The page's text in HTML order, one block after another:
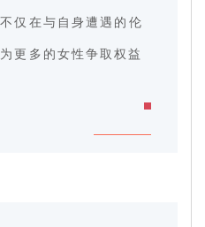
仅在与自身遭遇的伦
更多的女性争取权益